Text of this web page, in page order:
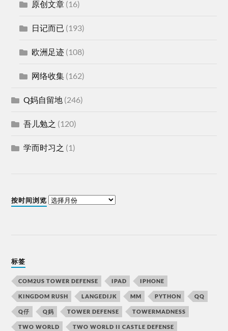
原创文章 (16)
日记而已 (193)
欧洲足迹 (108)
网络收集 (162)
Q妈自留地 (246)
吾儿勉之 (120)
学而时习之 (1)
按时间浏览
标签
COM2US TOWER DEFENSE IPAD IPHONE
KINGDOM RUSH LANGEDIJK MM PYTHON QQ
Q仔 Q妈 TOWER DEFENSE TOWERMADNESS
TWO WORLD TWO WORLD II CASTLE DEFENSE